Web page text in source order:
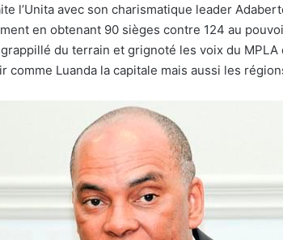
l’Unita avec son charismatique leader
en obtenant 90 sièges contre 124 au
grappillé du terrain et grignoté les voix du
comme Luanda la capitale mais aussi les